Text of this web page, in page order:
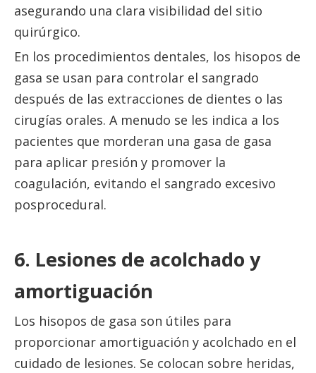
asegurando una clara visibilidad del sitio
quirúrgico.
En los procedimientos dentales, los hisopos de
gasa se usan para controlar el sangrado
después de las extracciones de dientes o las
cirugías orales. A menudo se les indica a los
pacientes que morderan una gasa de gasa
para aplicar presión y promover la
coagulación, evitando el sangrado excesivo
posprocedural.
6. Lesiones de acolchado y
amortiguación
Los hisopos de gasa son útiles para
proporcionar amortiguación y acolchado en el
cuidado de lesiones. Se colocan sobre heridas,